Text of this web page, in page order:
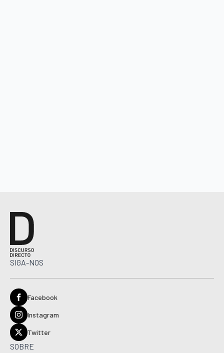
SIGA-NOS
Facebook
Instagram
Twitter
SOBRE